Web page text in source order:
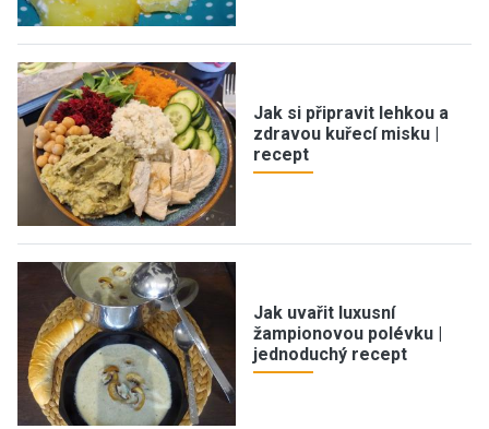
Jak si připravit lehkou a
zdravou kuřecí misku |
recept
Jak uvařit luxusní
žampionovou polévku |
jednoduchý recept